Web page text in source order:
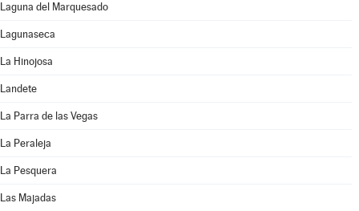
Laguna del Marquesado
Lagunaseca
La Hinojosa
Landete
La Parra de las Vegas
La Peraleja
La Pesquera
Las Majadas